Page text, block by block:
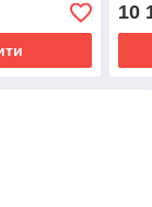
10